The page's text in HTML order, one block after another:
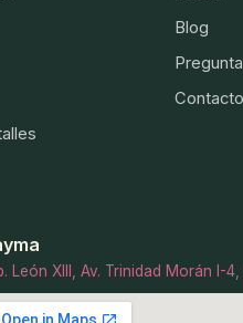
Blog
Contacto
León XIII, Av. Trinidad Morán I-